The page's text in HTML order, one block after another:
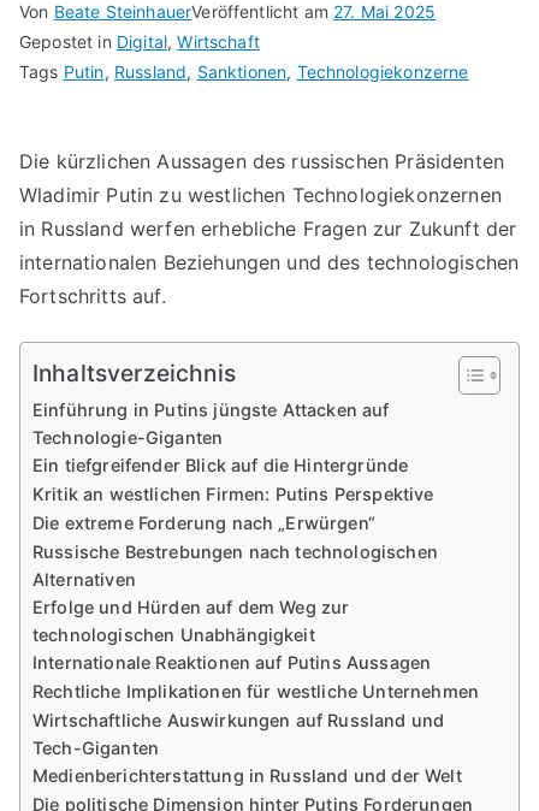
Von Beate SteinhauerVeröffentlicht am 27. Mai 2025
Gepostet in Digital,Wirtschaft
Tags Putin, Russland, Sanktionen, Technologiekonzerne
Die kürzlichen Aussagen des russischen Präsidenten
Wladimir Putin zu westlichen Technologiekonzernen
in Russland werfen erhebliche Fragen zur Zukunft der
internationalen Beziehungen und des technologischen
Fortschritts auf.
Inhaltsverzeichnis
Einführung in Putins jüngste Attacken auf
Technologie-Giganten
Ein tiefgreifender Blick auf die Hintergründe
Kritik an westlichen Firmen: Putins Perspektive
Die extreme Forderung nach „Erwürgen“
Russische Bestrebungen nach technologischen
Alternativen
Erfolge und Hürden auf dem Weg zur
technologischen Unabhängigkeit
Internationale Reaktionen auf Putins Aussagen
Rechtliche Implikationen für westliche Unternehmen
Wirtschaftliche Auswirkungen auf Russland und
Tech-Giganten
Medienberichterstattung in Russland und der Welt
Die politische Dimension hinter Putins Forderungen